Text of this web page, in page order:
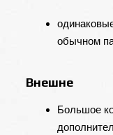
обычном
Внешне
Большое